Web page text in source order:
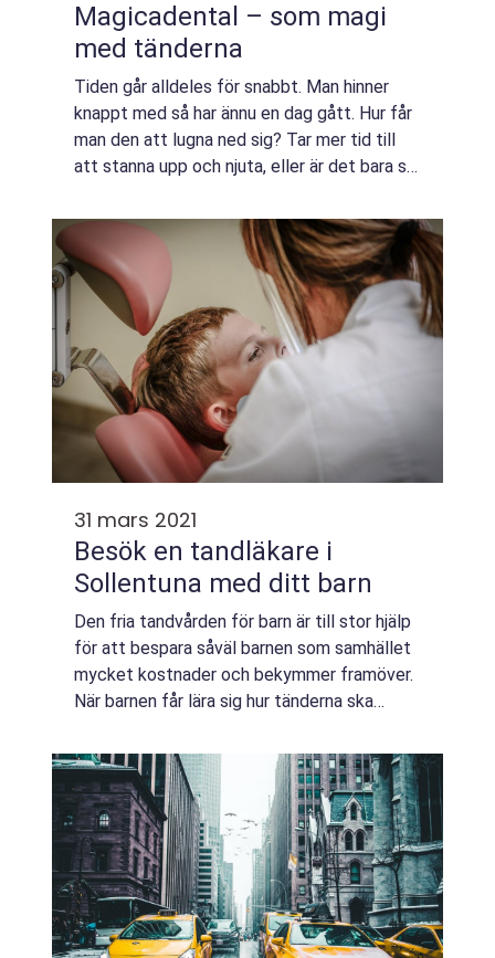
Magicadental – som magi
med tänderna
Tiden går alldeles för snabbt. Man hinner
knappt med så har ännu en dag gått. Hur får
man den att lugna ned sig? Tar mer tid till
att stanna upp och njuta, eller är det bara så
summa för att gå till tandläkaren...
31 mars 2021
Besök en tandläkare i
Sollentuna med ditt barn
Den fria tandvården för barn är till stor hjälp
för att bespara såväl barnen som samhället
mycket kostnader och bekymmer framöver.
När barnen får lära sig hur tänderna ska
så innebär det att barnen får lärd...